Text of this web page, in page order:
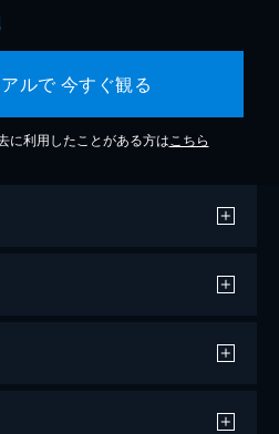
ルで 今すぐ観る
に利用したことがある方は こちら